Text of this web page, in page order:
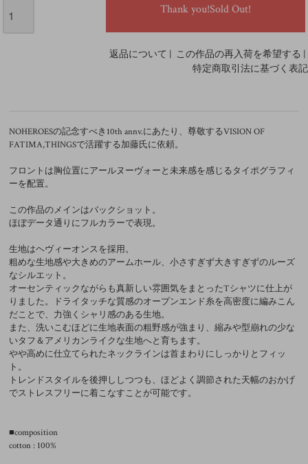
返品について | この作品の再入荷を希望する |
特定商取引法に基づく表記
NOHEROESの記念すべき10th annv.にあたり、尊敬するVISION OF
FATIMA,THINGSで活躍する加藤氏に依頼。
フロントは胸位置にアールヌーヴォーと未来感を感じるタイポグラフィ
ーを配置。
この作品のメインはバックショット。
ほぼデータ通りにフルカラーで表現。
生地はヘヴィーオンスを採用。
粗めな生地感や大きめのアームホール、小さすぎず大きすぎずのルーズ
なシルエット。
オーセンティックながらも真新しい雰囲気をまとったTシャツに仕上が
りました。ドライタッチな質感のオープンエンド糸を高密度に編みこん
だことで、力強くシャリ感のある生地。
また、洗いこむほどに生地表面の粗野感が強まり、縮みや型崩れの少な
いタフ＆アメリカンライクな生地へと育ちます。
やや高めに仕立てられたネックラインは首まわりにしっかりとフィッ
ト。
トレンドスタイルを後押ししつつも、ほどよく調節された天幅のおかげ
でストレスフリーに着こなすことが可能です。
■composition
cotton : 100%